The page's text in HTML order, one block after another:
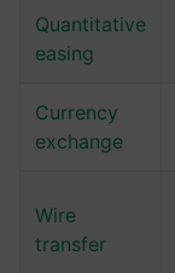
Quantitative
easing
Currency
exchange
Wire
transfer